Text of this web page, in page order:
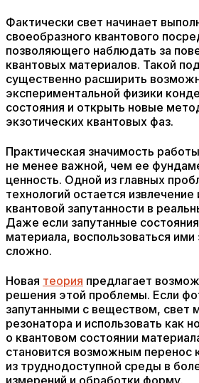
Фактически свет начинает
своеобразного квантового
позволяющего наблюдать за
квантовых материалов. Такой
существенно расширить
экспериментальной физики
состояния и открыть новые
экзотических квантовых фаз.
Практическая значимость
не менее важной, чем ее
ценность. Одной из главных
технологий остается извлечение
квантовой запутанности в
Даже если запутанные
материала, воспользоваться
сложно.
Новая теория предлагает
решения этой проблемы. Если
запутанными с веществом, свет
резонатора и использовать как
о квантовом состоянии
становится возможным перенос
из труднодоступной среды в
измерений и обработки форму.